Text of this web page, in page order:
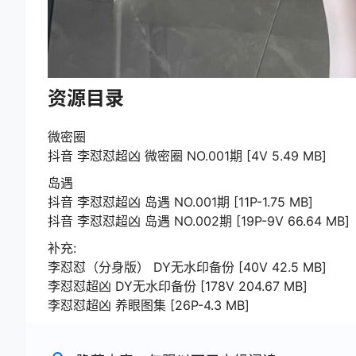
资源目录
微密圈
抖音 李怼怼超凶 微密圈 NO.001期 [4V 5.49 MB]
岛遇
抖音 李怼怼超凶 岛遇 NO.001期 [11P-1.75 MB]
抖音 李怼怼超凶 岛遇 NO.002期 [19P-9V 66.64 MB]
补充:
李怼怼（分身版） DY无水印备份 [40V 42.5 MB]
李怼怼超凶 DY无水印备份 [178V 204.67 MB]
李怼怼超凶 养眼图集 [26P-4.3 MB]